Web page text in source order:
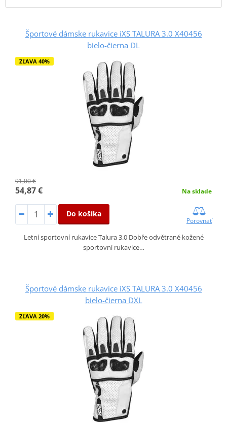
Športové dámske rukavice iXS TALURA 3.0 X40456
bielo-čierna DL
ZĽAVA 40%
91,00 €
54,87 € Na sklade
Do košíka
Porovnať
Letní sportovní rukavice Talura 3.0 Dobře odvětrané kožené
sportovní rukavice…
Športové dámske rukavice iXS TALURA 3.0 X40456
bielo-čierna DXL
ZĽAVA 20%